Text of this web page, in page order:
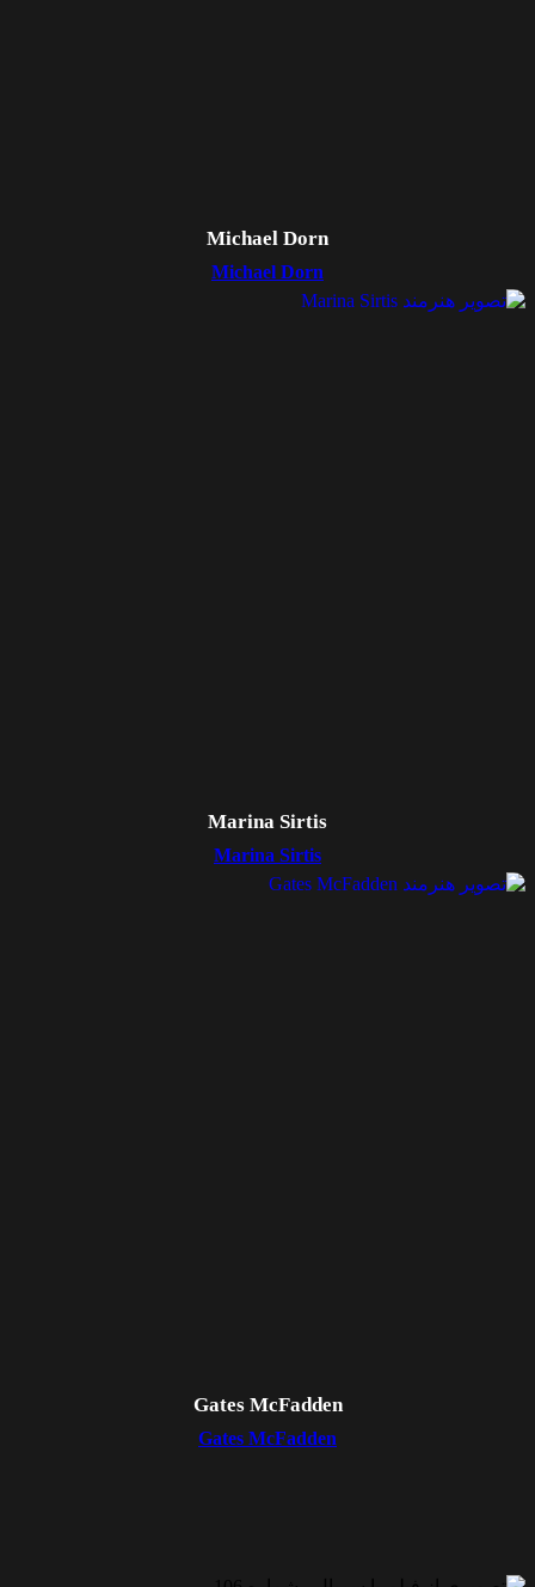
Michael Dorn
Michael Dorn
Marina Sirtis
Marina Sirtis
Gates McFadden
Gates McFadden